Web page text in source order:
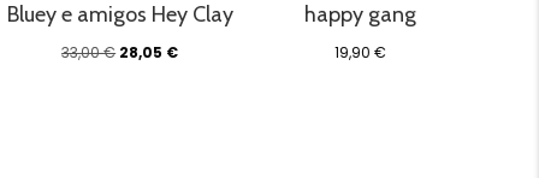
Bluey e amigos Hey Clay
33,00€ O
28,05 €O
happy gang
19,90 €